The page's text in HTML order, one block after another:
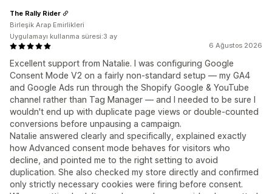
6 Ağustos 2026
Excellent support from Natalie. I was configuring Google
Consent Mode V2 on a fairly non-standard setup — my GA4
and Google Ads run through the Shopify Google & YouTube
channel rather than Tag Manager — and I needed to be sure I
wouldn't end up with duplicate page views or double-counted
conversions before unpausing a campaign.
Natalie answered clearly and specifically, explained exactly
how Advanced consent mode behaves for visitors who
decline, and pointed me to the right setting to avoid
duplication. She also checked my store directly and confirmed
only strictly necessary cookies were firing before consent.
The Rally Rider
Birleşik Arap Emirlikleri
Uygulamayı kullanma süresi:3 ay